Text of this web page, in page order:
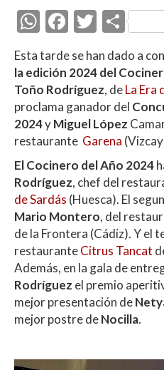
W
h
at
s
A
p
p
F
ac
e
b
o
o
k
T
w
itt
er
C
o
m
p
ar
ti
r
Esta tarde se han dado a
la edición 2024 del
Toño Rodríguez, deLa Era
proclama ganador del
2024yMiguel López
restaurante Garena
El Cocinero del Año 2024
Rodríguez, chef del
de Sardás (Huesca). El
Mario Montero, del
de la Frontera (Cádiz). Y el
restauranteCitrus Tancat
Además, en la gala de
Rodríguez el premio
mejor presentación de
mejor postre deNocilla.